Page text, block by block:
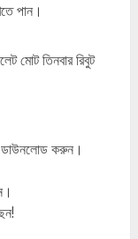
পান।
মোট তিনবার রিবুট
করুন।